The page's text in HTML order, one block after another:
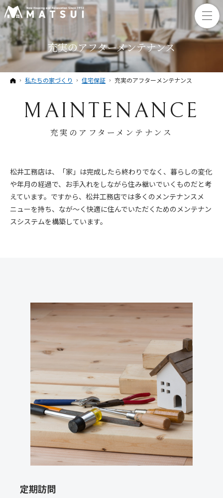
充実のアフターメンテナンス
ホーム
私たちの家づくり 住宅保証 充実のアフターメンテナンス
MAINTENANCE
充実のアフターメンテナンス
松井工務店は、「家」は完成したら終わりでなく、暮らしの変化
や年月の経過で、お手入れをしながら住み継いでいくものだと考
えています。ですから、松井工務店では多くのメンテナンスメ
ニューを持ち、なが～く快適に住んでいただくためのメンテナン
スシステムを構築しています。
定期訪問